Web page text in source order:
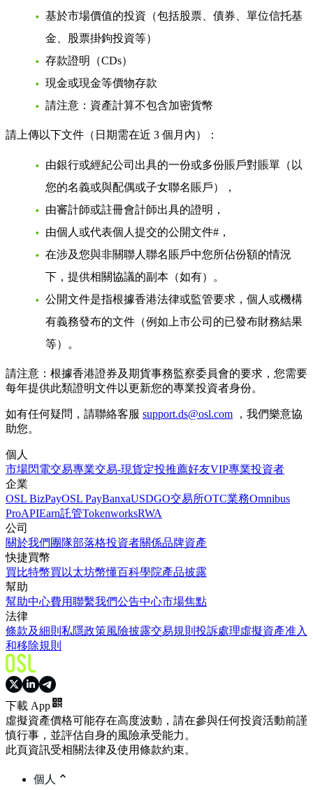
基於市場價值的投資（包括股票、債券、單位信托基
金、股票掛鉤投資等）
存款證明（CDs）
現金或現金等價物存款
請注意：資產計算不包含加密貨幣
請上傳以下文件（日期需在近 3 個月內）：
由銀行或經紀公司出具的一份或多份賬戶對賬單（以
您的名義或與配偶或子女聯名賬戶），
由審計師或註冊會計師出具的證明，
由個人或代表個人提交的公開文件#，
在涉及您與非關聯人聯名賬戶中您所佔份額的情況
下，提供相關協議的副本（如有）。
公開文件是指根據香港法律或監管要求，個人或機構
有義務發布的文件（例如上市公司的已發布財務結果
等）。
請注意： 根據香港證券及期貨事務監察委員會的要求，您需要
每年提供此類證明文件以更新您的專業投資者身份。
如有任何疑問，請聯絡客服 support.ds@osl.com ，我們樂意協
助您。
個人
市場閃電交易專業交易-現貨定投推薦好友VIP專業投資者
企業
OSL BizPayOSL PayBanxaUSDGO交易所OTC業務Omnibus
ProAPIEarn託管TokenworksRWA
公司
關於我們 團隊部落格投資者關係品牌資產
快捷買幣
買比特幣買以太坊幣懂百科學院產品披露
幫助
幫助中心費用聯繫我們公告中心市場焦點
法律
條款及細則 私隱政策風險披露交易規則 投訴處理虛擬資產准入
和移除規則
下載 App
虛擬資產價格可能存在高度波動，請在參與任何投資活動前謹
慎行事，並評估自身的風險承受能力。
此頁資訊受相關法律及使用條款約束。
個人